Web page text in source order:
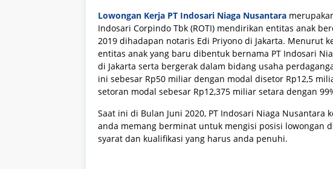
Lowongan Kerja PT Indosari Niaga Nusantara
Indosari Corpindo Tbk (ROTI) mendirikan entitas anak
2019 dihadapan notaris Edi Priyono di Jakarta. Menurut
entitas anak yang baru dibentuk bernama PT Indosari
di Jakarta serta bergerak dalam bidang usaha
ini sebesar Rp50 miliar dengan modal disetor Rp12,5
setoran modal sebesar Rp12,375 miliar setara dengan
Saat ini di Bulan Juni 2020, PT Indosari Niaga Nusantara
anda memang berminat untuk mengisi posisi lowongan
syarat dan kualifikasi yang harus anda penuhi.